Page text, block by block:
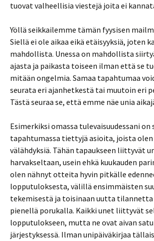
tuovat valheellisia viestejä joita ei
Yöllä seikkailemme tämän fyysisen
Siellä ei ole aikaa eikä etäisyyksiä, joten
mahdollista. Unessa on mahdollista
ajasta ja paikasta toiseen ilman että se
mitään ongelmia. Samaa tapahtumaa
seurata eri ajanhetkestä tai muutoin eri
Tästä seuraa se, että emme näe unia
Esimerkiksi omassa tulevaisuudessani on
tapahtumassa tiettyjä asioita, joista
välähdyksiä. Tähän tapaukseen liittyvät
harvakseltaan, usein ehkä kuukauden
olen nähnyt otteita hyvin pitkälle
lopputuloksesta, välillä ensimmäisten
tekemisestä ja toisinaan uutta
pienellä porukalla. Kaikki unet liittyvät
lopputulokseen, mutta ne ovat aivan
järjestyksessä. Ilman unipäiväkirjaa